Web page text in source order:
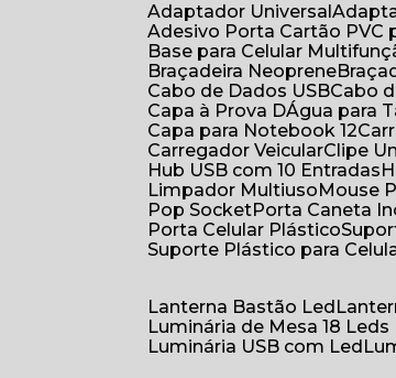
Adaptador Universal
Adesivo Porta Cartão PVC
Base para Celular
Braçadeira Neoprene
Cabo de Dados USB
Cabo
Capa à Prova DÁgua para
Capa para Notebook 12
Carregador Veicular
Clipe
Hub USB com 10 Entradas
Limpador Multiuso
Mouse
Pop Socket
Porta Caneta
Porta Celular Plástico
Suporte Plástico para
Lanterna Bastão Led
Luminária de Mesa 18 Leds
Luminária USB com Led